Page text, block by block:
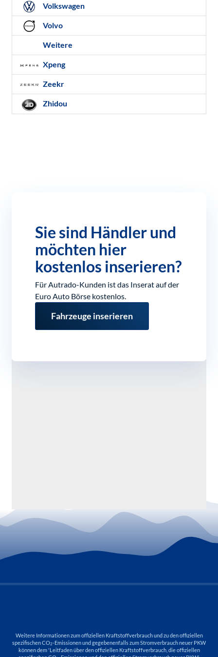
Volkswagen
Volvo
Weitere
Xpeng
Zeekr
Zhidou
Sie sind Händler und
möchten hier
kostenlos inserieren?
Für Autrado-Kunden ist das Inserat auf der
Euro Auto Börse kostenlos.
Fahrzeuge inserieren
Weitere Informationen zum offiziellen Kraftstoffverbrauch und zu den offiziellen
spezifischen CO2-Emissionen und gegebenenfalls zum Stromverbrauch neuer PKW
können dem 'Leitfaden über den offiziellen Kraftstoffverbrauch, die offiziellen